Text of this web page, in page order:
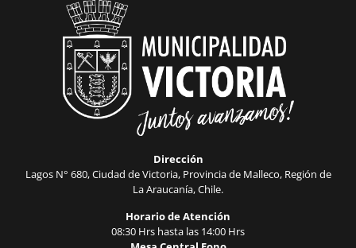
Dirección
Lagos N° 680, Ciudad de Victoria, Provincia de Malleco, Región de
La Araucanía, Chile.
Horario de Atención
08:30 Hrs hasta las 14:00 Hrs